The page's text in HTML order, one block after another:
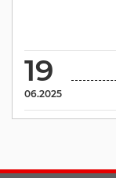
19
06.2025